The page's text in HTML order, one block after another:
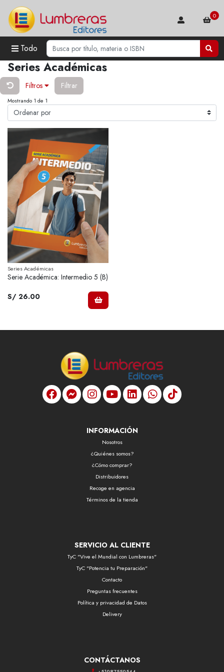
Todo
0
Series Académicas
Filtros Filtrar
Mostrando 1 de 1
Series Académicas
Serie Académica: Intermedio 5 (B)
S/ 26.00
INFORMACIÓN
Nosotros
¿Quiénes somos?
¿Cómo comprar?
Distribuidores
Recoge en agencia
Términos de la tienda
SERVICIO AL CLIENTE
TyC "Vive el Mundial con Lumbreras"
TyC "Potencia tu Preparación"
Contacto
Preguntas frecuentes
Política y privacidad de Datos
Delivery
CONTÁCTANOS